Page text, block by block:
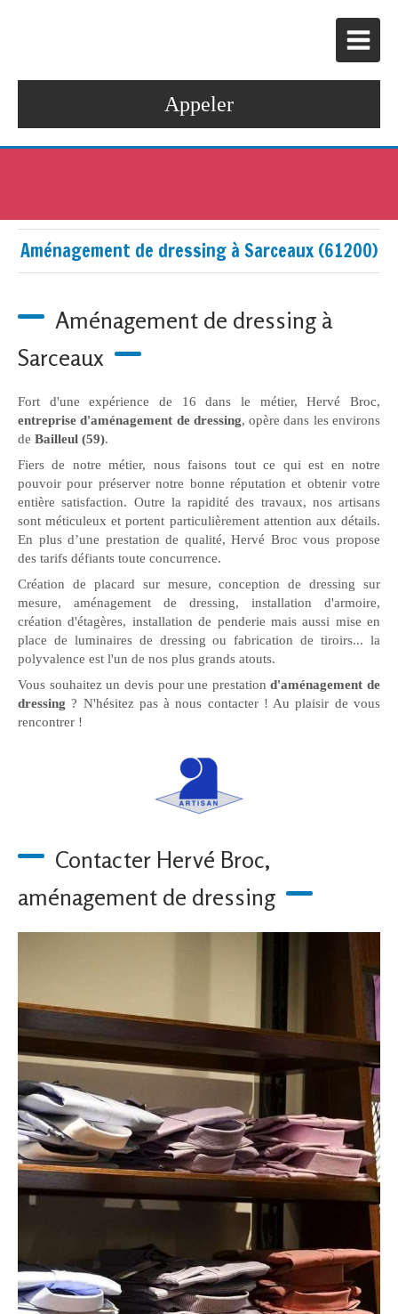
Appeler
Aménagement de dressing à Sarceaux (61200)
Aménagement de dressing à
Sarceaux
Fort d'une expérience de 16 dans le métier, Hervé Broc,
entreprise d'aménagement de dressing, opère dans les environs
de Bailleul (59).
Fiers de notre métier, nous faisons tout ce qui est en notre
pouvoir pour préserver notre bonne réputation et obtenir votre
entière satisfaction. Outre la rapidité des travaux, nos artisans
sont méticuleux et portent particulièrement attention aux détails.
En plus d’une prestation de qualité, Hervé Broc vous propose
des tarifs défiants toute concurrence.
Création de placard sur mesure, conception de dressing sur
mesure, aménagement de dressing, installation d'armoire,
création d'étagères, installation de penderie mais aussi mise en
place de luminaires de dressing ou fabrication de tiroirs... la
polyvalence est l'un de nos plus grands atouts.
Vous souhaitez un devis pour une prestation d'aménagement de
dressing ? N'hésitez pas à nous contacter ! Au plaisir de vous
rencontrer !
Contacter Hervé Broc,
aménagement de dressing